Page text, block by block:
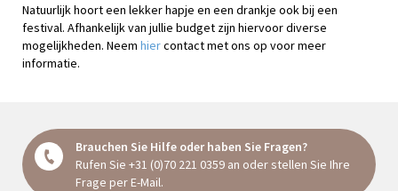
Natuurlijk hoort een lekker hapje en een drankje ook bij een
festival. Afhankelijk van jullie budget zijn hiervoor diverse
mogelijkheden. Neem hiercontact met ons op voor meer
informatie.
Brauchen Sie Hilfe oder haben Sie Fragen?
Rufen Sie +31 (0)70 221 0359 an oder stellen Sie Ihre
Frage per E-Mail.